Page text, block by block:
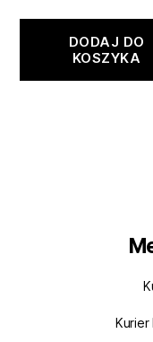
DODAJ DO
KOSZYKA
Kurier